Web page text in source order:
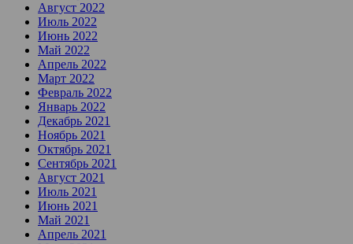
Август 2022
Июль 2022
Июнь 2022
Май 2022
Апрель 2022
Март 2022
Февраль 2022
Январь 2022
Декабрь 2021
Ноябрь 2021
Октябрь 2021
Сентябрь 2021
Август 2021
Июль 2021
Июнь 2021
Май 2021
Апрель 2021